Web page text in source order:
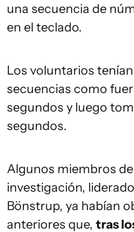
una secuencia de
en el teclado.
Los voluntarios
secuencias como
segundos y luego
segundos.
Algunos miembros
investigación,
Bönstrup, ya habían
anteriores que, tras